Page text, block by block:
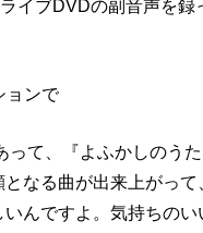
イブDVDの副音声を録
ョンで
て、『よふかしのう
なる曲が出来上がっ
んですよ。気持ちの